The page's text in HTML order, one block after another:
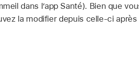
dans l’app Santé). Bien que
la modifier depuis celle-ci